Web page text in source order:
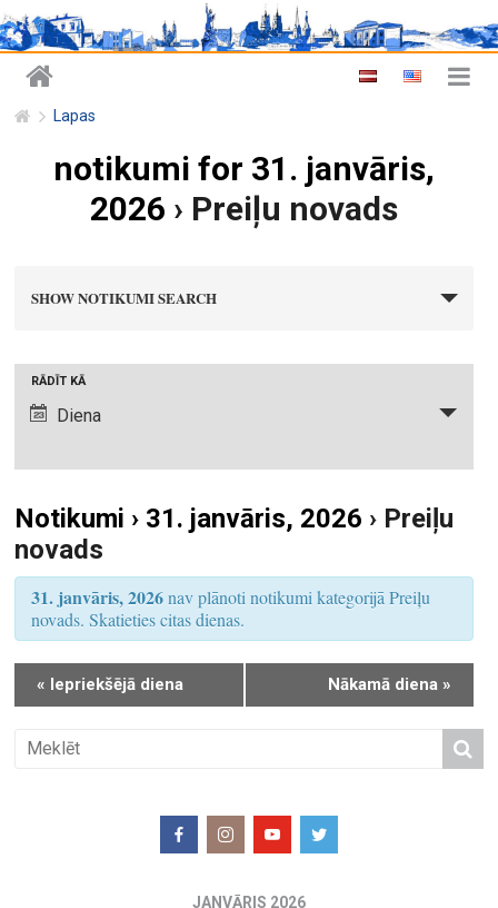
Lapas
notikumi for 31. janvāris,
2026 › Preiļu novads
i
S
e
a
c
h
a
d
SHOW NOTIKUMI SEARCH
i
u
m
s
i
e
N
RĀDĪT KĀ
Diena
Notikumi › 31. janvāris, 2026 › Preiļu
novads
31. janvāris, 2026nav plānoti notikumi kategorijā Preiļu
novads. Skatieties citas dienas.
« Iepriekšējā diena Nākamā diena »
JANVĀRIS 2026